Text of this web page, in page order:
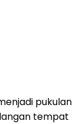
pukulan
tempat